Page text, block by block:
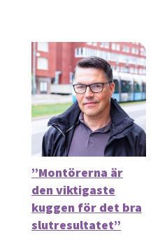
”Montörerna är
den viktigaste
kuggen för det bra
slutresultatet”